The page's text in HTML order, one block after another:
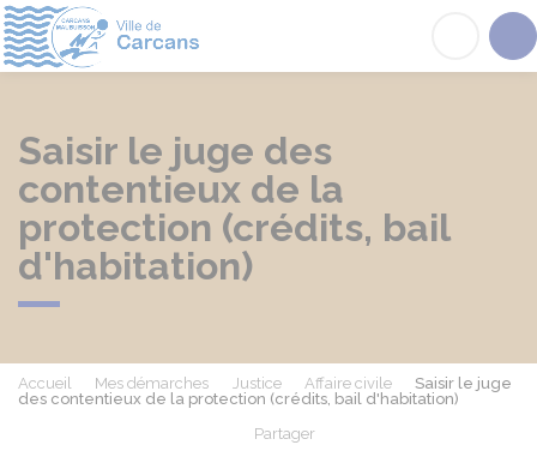
Saisir le juge des
contentieux de la
protection (crédits, bail
d'habitation)
Accueil Mes démarches Justice Affaire civile
Saisir le juge
des contentieux de la protection (crédits, bail d'habitation)
Partager